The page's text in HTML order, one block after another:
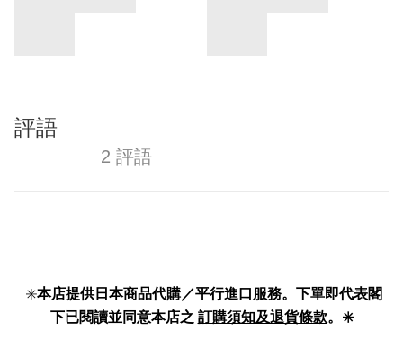
評語
2 評語
✳️本店提供日本商品代購／平行進口服務。下單即代表閣
下已閱讀並同意本店之 訂購須知及退貨條款。✳️